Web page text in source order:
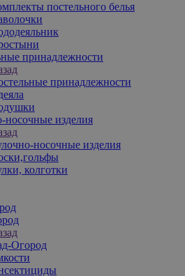
постельного белья
принадлежности
принадлежности
носочные изделия
носочные изделия
колготки
Огород